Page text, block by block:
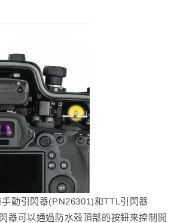
動引閃器(PN26301)和TTL引閃器
器可以通過防水殼頂部的按鈕來控制開